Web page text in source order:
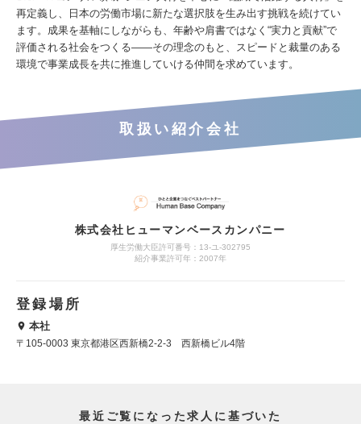
再定義し、日本の労働市場に新たな選択肢を生み出す挑戦を続けてい
ます。成果を基軸にしながらも、年齢や肩書ではなく“実力と貢献”で
評価される社会をつくる――その理念のもと、スピードと裁量のある
環境で事業成長を共に推進していける仲間を求めています。
取扱い紹介会社
株式会社ヒューマンベースカンパニー
厚生労働大臣許可番号：13-ユ-302795
紹介事業許可年：2007年
登録場所
本社
〒105-0003 東京都港区西新橋2-2-3 西新橋ビル4階
最近ご覧になった求人に基づいた